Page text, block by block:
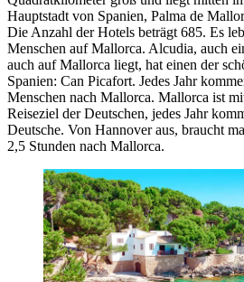
Hauptstadt von Spanien, Palma de
Die Anzahl der Hotels beträgt 685. Es
Menschen auf Mallorca. Alcudia, auch
auch auf Mallorca liegt, hat einen der
Spanien: Can Picafort. Jedes Jahr
Menschen nach Mallorca. Mallorca ist
Reiseziel der Deutschen, jedes Jahr
Deutsche. Von Hannover aus, braucht
2,5 Stunden nach Mallorca.